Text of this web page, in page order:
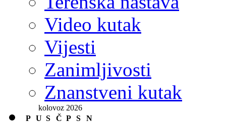
Video kutak
Vijesti
Zanimljivosti
Znanstveni kutak
kolovoz 2026
P U S Č P S
N